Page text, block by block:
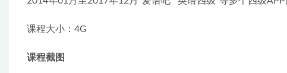
课程大小：4G
课程截图